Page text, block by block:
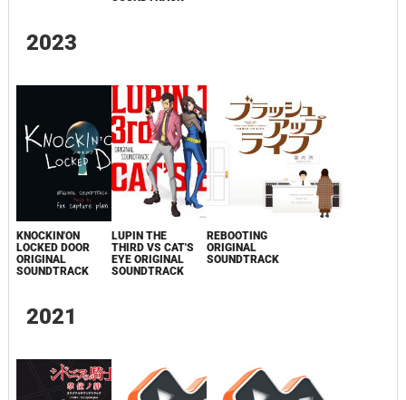
2023
KNOCKIN'ON
LOCKED DOOR
ORIGINAL
SOUNDTRACK
LUPIN THE
THIRD VS CAT'S
EYE ORIGINAL
SOUNDTRACK
REBOOTING
ORIGINAL
SOUNDTRACK
2021